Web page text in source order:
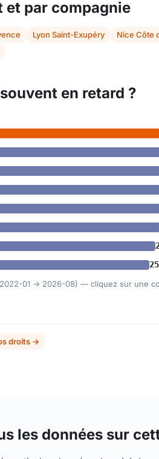
et par compagnie
Lyon Saint-Exupéry Nice Côte
en retard ?
01 → 2026-08) — cliquez sur une
droits →
les données sur